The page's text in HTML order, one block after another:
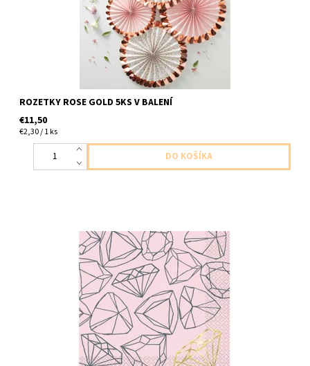
ROZETKY ROSE GOLD 5KS V BALENÍ
€11,50
€2,30 / 1 ks
papierové servítky ruzove a zlaty diamant 2vrstvove 16ks v
baleni velkost 33x33cm